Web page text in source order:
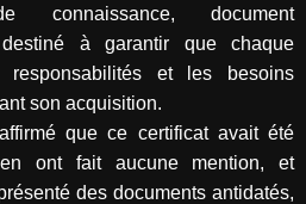
connaissance, document
à garantir que chaque
responsabilités et les besoins
son acquisition.
que ce certificat avait été
ont fait aucune mention, et
des documents antidatés,